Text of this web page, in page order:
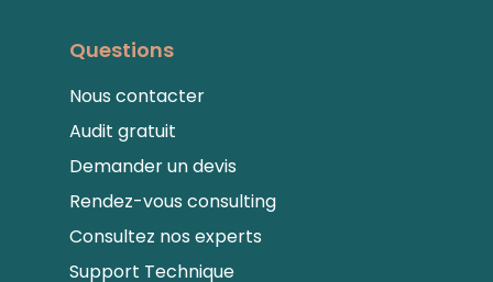
Questions
Nous contacter
Audit gratuit
Demander un devis
Rendez-vous consulting
Consultez nos experts
Support Technique